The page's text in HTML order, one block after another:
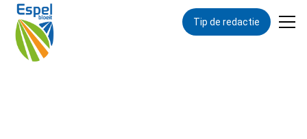
Tip de redactie